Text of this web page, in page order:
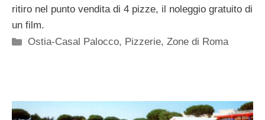
ritiro nel punto vendita di 4 pizze, il noleggio gratuito di
un film.
Categorie
Ostia-Casal Palocco, Pizzerie,Zone di Roma